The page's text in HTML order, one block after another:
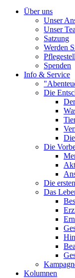
Über uns
Unser
Unser
Satzung
Werden
Spenden
Info & Service
Die
Die
Die
Das
Kolumnen